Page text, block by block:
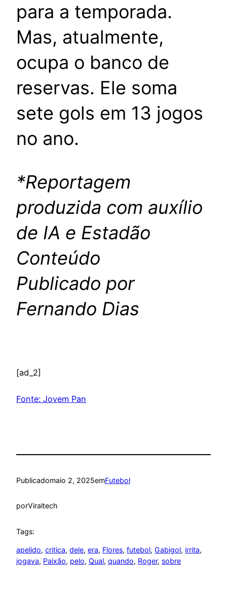
para a temporada.
Mas, atualmente,
ocupa o banco de
reservas. Ele soma
sete gols em 13 jogos
no ano.
*Reportagem
produzida com auxílio
de IA e Estadão
Conteúdo
Publicado por
Fernando Dias
[ad_2]
Fonte: Jovem Pan
Publicadomaio 2, 2025emFutebol
porViraltech
Tags:
apelido, critica, dele, era, Flores, futebol, Gabigol, irrita
jogava, Paixão, pelo, Qual, quando, Roger, sobre